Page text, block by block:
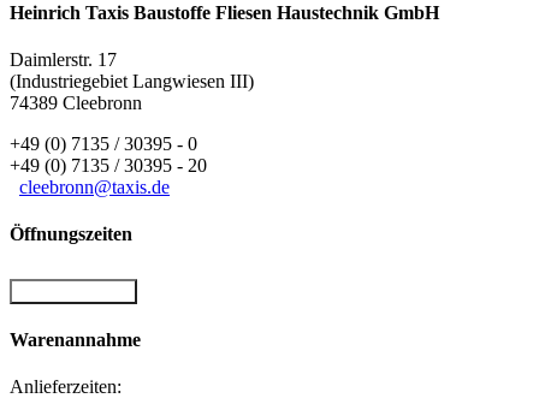
Heinrich Taxis Baustoffe Fliesen Haustechnik GmbH
Daimlerstr. 17
(Industriegebiet Langwiesen III)
74389 Cleebronn
+49 (0) 7135 / 30395 - 0
+49 (0) 7135 / 30395 - 20
cleebronn@taxis.de
Öffnungszeiten
Warenannahme
Anlieferzeiten: